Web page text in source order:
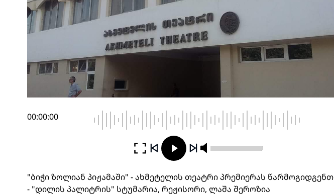
00:00:00
"ბიჭი ზოლიან პიჟამაში" - ახმეტელის თეატრი პრემიერას წარმოგიდგენთ
- "დილის პალიტრის" სტუმარია, რეჟისორი, ლაშა შეროზია